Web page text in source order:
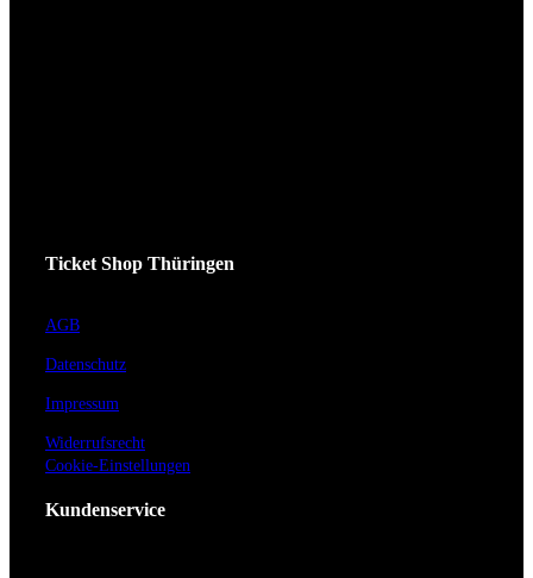
Ticket Shop Thüringen
AGB
Datenschutz
Impressum
Widerrufsrecht
Cookie-Einstellungen
Kundenservice